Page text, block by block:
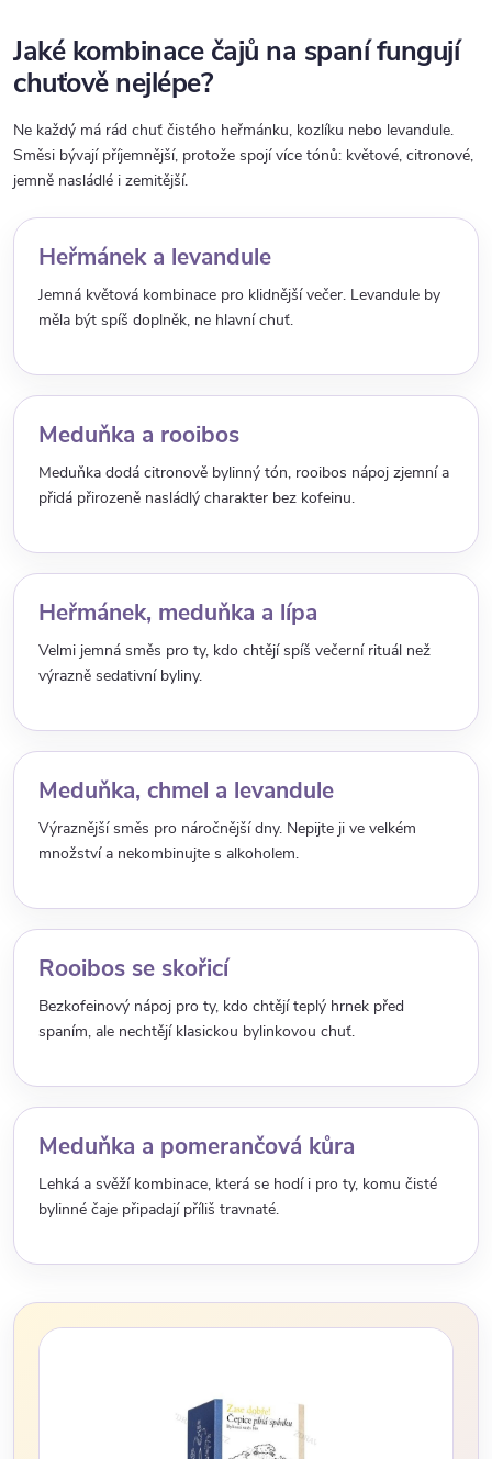
Jaké kombinace čajů na spaní fungují
chuťově nejlépe?
Ne každý má rád chuť čistého heřmánku, kozlíku nebo levandule.
Směsi bývají příjemnější, protože spojí více tónů: květové, citronové,
jemně nasládlé i zemitější.
Heřmánek a levandule
Jemná květová kombinace pro klidnější večer. Levandule by
měla být spíš doplněk, ne hlavní chuť.
Meduňka a rooibos
Meduňka dodá citronově bylinný tón, rooibos nápoj zjemní a
přidá přirozeně nasládlý charakter bez kofeinu.
Heřmánek, meduňka a lípa
Velmi jemná směs pro ty, kdo chtějí spíš večerní rituál než
výrazně sedativní byliny.
Meduňka, chmel a levandule
Výraznější směs pro náročnější dny. Nepijte ji ve velkém
množství a nekombinujte s alkoholem.
Rooibos se skořicí
Bezkofeinový nápoj pro ty, kdo chtějí teplý hrnek před
spaním, ale nechtějí klasickou bylinkovou chuť.
Meduňka a pomerančová kůra
Lehká a svěží kombinace, která se hodí i pro ty, komu čisté
bylinné čaje připadají příliš travnaté.